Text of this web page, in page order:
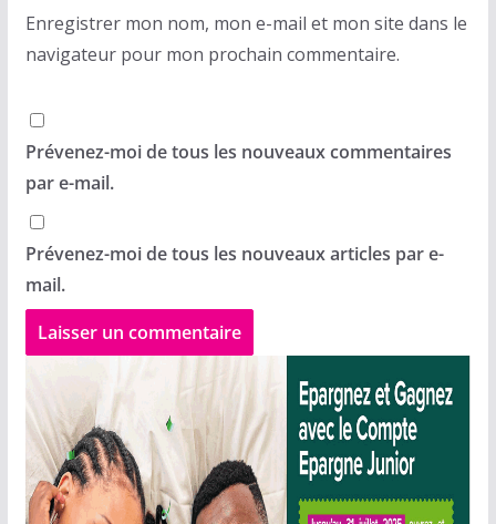
Enregistrer mon nom, mon e-mail et mon site dans le
navigateur pour mon prochain commentaire.
Prévenez-moi de tous les nouveaux commentaires
par e-mail.
Prévenez-moi de tous les nouveaux articles par e-
mail.